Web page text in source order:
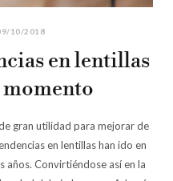
10/2018
en lentillas
gran utilidad para mejorar de
en lentillas han ido en
años. Convirtiéndose así en la